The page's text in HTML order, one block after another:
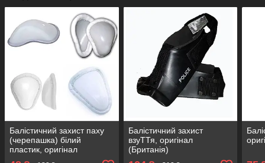
Балістичний захист паху
(черепашка) білий
пластик, оригінал
(Британія)
Балістичний захист
взуТТя, оригінал
(Британія)